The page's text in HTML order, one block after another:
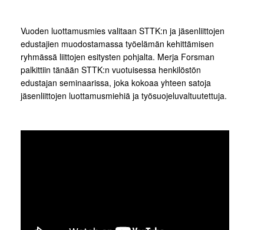
Vuoden luottamusmies valitaan STTK:n ja jäsenliittojen
edustajien muodostamassa työelämän kehittämisen
ryhmässä liittojen esitysten pohjalta. Merja Forsman
palkittiin tänään STTK:n vuotuisessa henkilöstön
edustajan seminaarissa, joka kokoaa yhteen satoja
jäsenliittojen luottamusmiehiä ja työsuojeluvaltuutettuja.